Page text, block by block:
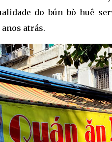
do bún bò huê
atrás.